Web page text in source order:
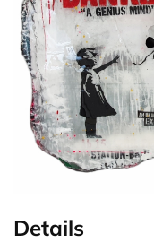
Details